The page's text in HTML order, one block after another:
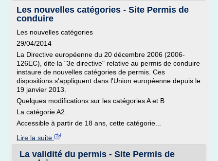
Les nouvelles catégories - Site Permis de
conduire
Les nouvelles catégories
29/04/2014
La Directive européenne du 20 décembre 2006 (2006-
126EC), dite la "3e directive" relative au permis de conduire
instaure de nouvelles catégories de permis. Ces
dispositions s'appliquent dans l'Union européenne depuis le
19 janvier 2013.
Quelques modifications sur les catégories A et B
La catégorie A2.
Accessible à partir de 18 ans, cette catégorie...
Lire la suite
La validité du permis - Site Permis de